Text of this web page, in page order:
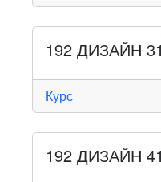
192 ДИЗАЙН
Курс
192 ДИЗАЙН